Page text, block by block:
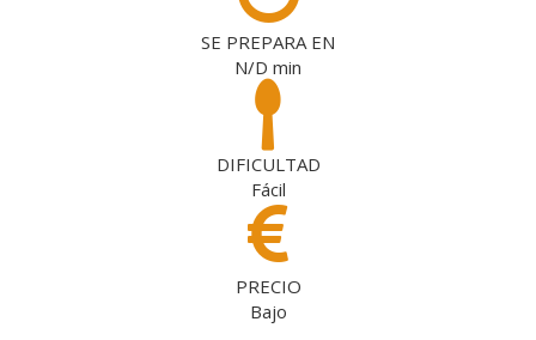
SE PREPARA EN
N/D min
DIFICULTAD
Fácil
PRECIO
Bajo